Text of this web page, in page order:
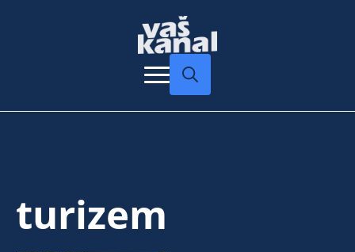
turizem